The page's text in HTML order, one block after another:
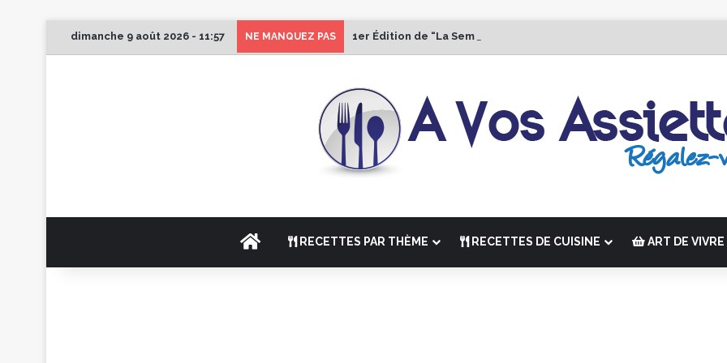
dimanche 9 août 2026 - 11:57 NE MANQUEZ PAS 1er Édition de “La Semaine des Chefs” du 19 au 24 octobre 2026
ACCUEILRECETTES PAR THÈME RECETTES DE CUISINE ART DE VIVRE